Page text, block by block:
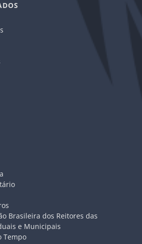
Brasileira dos Reitores das
e Municipais
Tempo